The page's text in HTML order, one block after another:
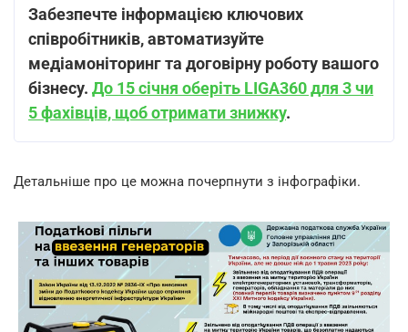
Забезпечте інформацією ключових
співробітників, автоматизуйте
медіамоніторинг та договірну роботу вашого
бізнесу. До 15 січня оберіть LIGA360 для 3 чи
5 фахівців, щоб отримати знижку.
Детальніше про це можна почерпнути з інфографіки.